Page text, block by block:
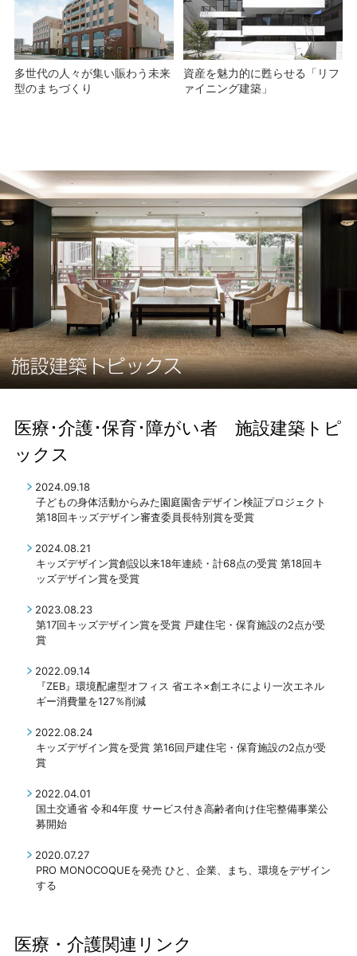
多世代の人々が集い賑わう未来
型のまちづくり
資産を魅力的に甦らせる 「リフ
ァイニング建築」
医療･介護･保育･障がい者 施設建築トピ
ックス
2024.09.18
子どもの身体活動からみた園庭園舎デザイン検証プロジェクト
第18回キッズデザイン審査委員長特別賞を受賞
2024.08.21
キッズデザイン賞創設以来18年連続・計68点の受賞 第18回キ
ッズデザイン賞を受賞
2023.08.23
第17回キッズデザイン賞を受賞 戸建住宅・保育施設の2点が受
賞
2022.09.14
『ZEB』環境配慮型オフィス 省エネ×創エネにより一次エネル
ギー消費量を127％削減
2022.08.24
キッズデザイン賞を受賞 第16回戸建住宅・保育施設の2点が受
賞
2022.04.01
国土交通省 令和4年度 サービス付き高齢者向け住宅整備事業公
募開始
2020.07.27
PRO MONOCOQUEを発売 ひと、企業、まち、環境をデザイン
する
医療・介護関連リンク